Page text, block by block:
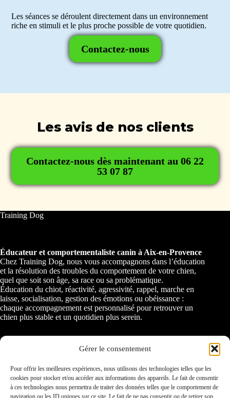
Gérer le consentement
Pour offrir les meilleures expériences, nous utilisons des technologies telles que les
cookies pour stocker et/ou accéder aux informations des appareils. Le fait de consentir
à ces technologies nous permettra de traiter des données telles que le comportement de
navigation ou les ID uniques sur ce site. Le fait de ne pas consentir ou de retirer son
Les séances se déroulent directement dans un environnement
riche en stimuli et le plus proche possible de votre quotidien.
Contactez-nous
Les avis de nos clients
Contactez-nous dès maintenant au 06 22
53 07 87
Training Dog
Éducateur et comportementaliste canin à Aix-en-Provence
Chez Training Dog, nous vous accompagnons dans l’éducation
et la résolution des troubles du comportement de votre chien,
quel que soit son âge, sa race ou sa problématique.
Éducation du chiot, réactivité, agressivité, rappel, marche en
laisse, socialisation, gestion des émotions ou obéissance :
chaque accompagnement est personnalisé pour retrouver un
chien plus stable et un quotidien plus serein.
Nous nous déplaçons notamment sur :